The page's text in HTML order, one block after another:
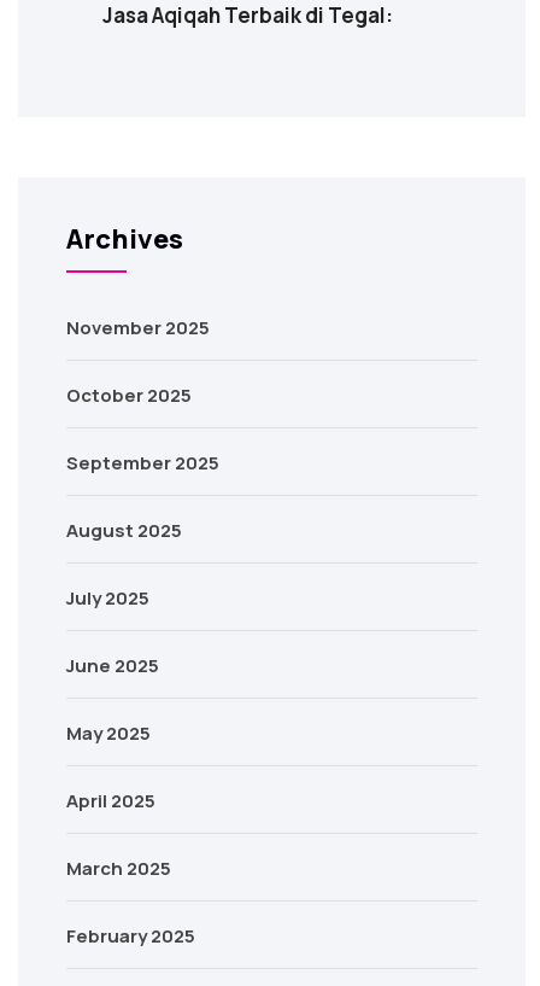
Jasa Aqiqah Terbaik di Tegal:
Archives
November 2025
October 2025
September 2025
August 2025
July 2025
June 2025
May 2025
April 2025
March 2025
February 2025